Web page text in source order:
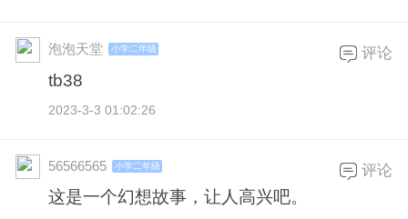
泡泡天堂 小学二年级
tb38
2023-3-3 01:02:26
评论
56566565 小学二年级
这是一个幻想故事，让人高兴吧。
评论